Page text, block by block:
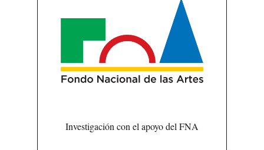
Investigación con el apoyo del FNA